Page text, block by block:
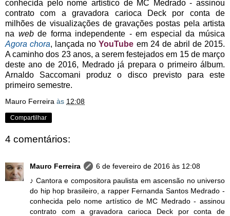
conhecida pelo nome artístico de MC Medrado - assinou
contrato com a gravadora carioca Deck por conta de
milhões de visualizações de gravações postas pela artista
na webde forma independente - em especial da música
Agora chora, lançada noYouTube em 24 de abril de 2015.
A caminho dos 23 anos, a serem festejados em 15 de março
deste ano de 2016, Medrado já prepara o primeiro álbum.
Arnaldo Saccomani produz o disco previsto para este
primeiro semestre.
Mauro Ferreira às 12:08
Compartilhar
4 comentários:
Mauro Ferreira
6 de fevereiro de 2016 às 12:08
♪ Cantora e compositora paulista em ascensão no universo
do hip hop brasileiro, a rapper Fernanda Santos Medrado -
conhecida pelo nome artístico de MC Medrado - assinou
contrato com a gravadora carioca Deck por conta de